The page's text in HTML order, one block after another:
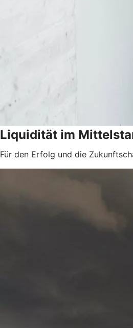
Liquidität im
Für den Erfolg und die